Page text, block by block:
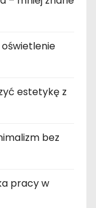
oświetlenie
estetykę z
bez
pracy w